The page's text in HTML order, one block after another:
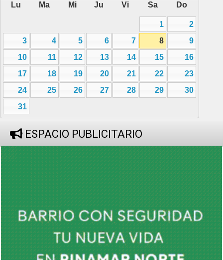
Lu Ma Mi Ju Vi Sa Do
1
2
3
4 5 6 7 8
9
10
11 12 13 14 15
16
17
18 19 20 21 22
23
24
25 26 27 28 29
30
31
ESPACIO PUBLICITARIO